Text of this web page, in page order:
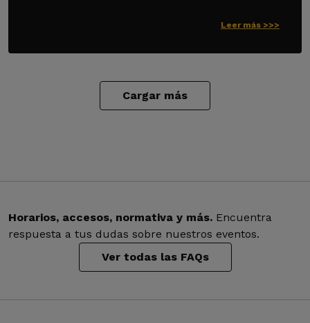
Leer más >>>
Cargar más
Horarios, accesos, normativa y más. Encuentra
respuesta a tus dudas sobre nuestros eventos.
Ver todas las FAQs